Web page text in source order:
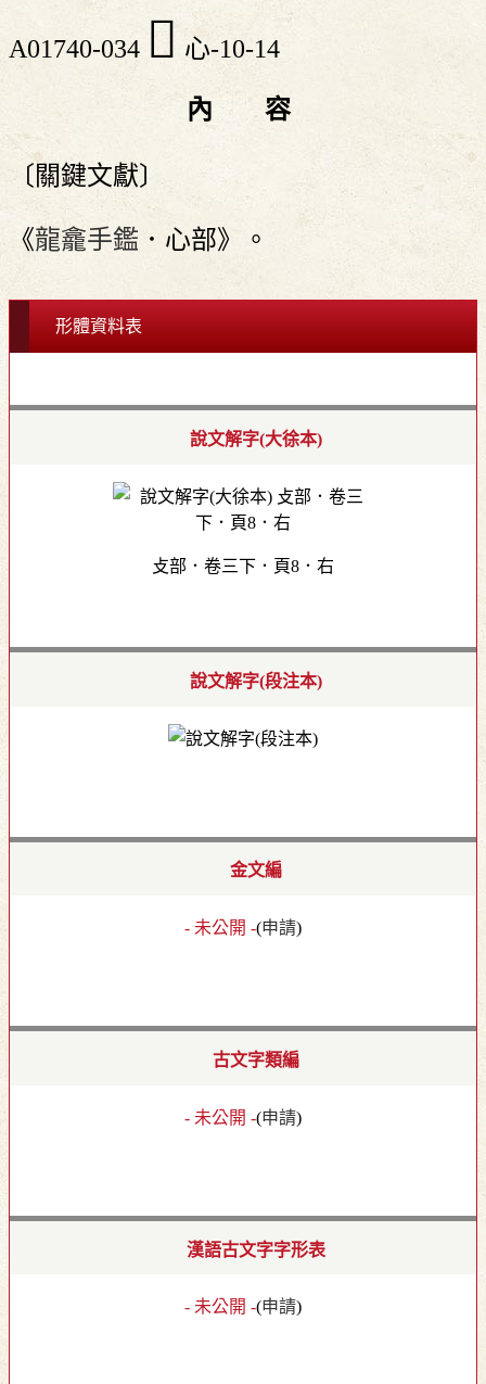
A01740-034 󲠒 心-10-14
內 容
〔關鍵文獻〕
《龍龕手鑑 ．心部》。
形體資料表
說文解字(大徐本)
攴部．卷三下．頁8．右
說文解字(段注本)
金文編
- 未公開 -(申請)
古文字類編
- 未公開 -(申請)
漢語古文字字形表
- 未公開 -(申請)